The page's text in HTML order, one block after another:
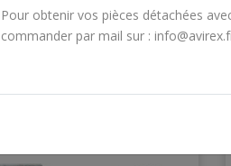
Pour obtenir vos pièces détachées
commander par mail sur :